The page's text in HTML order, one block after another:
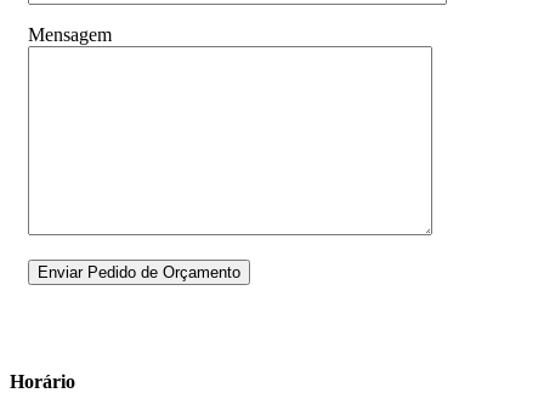
Mensagem
Horário